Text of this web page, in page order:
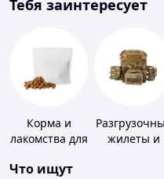
Тебя заинтересует
Корма и
лакомства для
животных и
жилеты и
Что ищут